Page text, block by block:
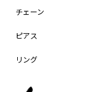
チェーン
ピアス
リング